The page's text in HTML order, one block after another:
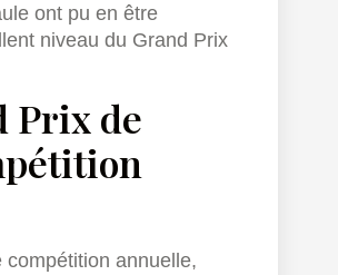
ont pu en être
niveau du Grand Prix
Prix de
compétition annuelle,